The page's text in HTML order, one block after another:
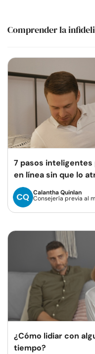
Comprender la
7 pasos
en línea sin que lo
Calantha Quinlan
Consejería previa al
¿Cómo lidiar con
tiempo?